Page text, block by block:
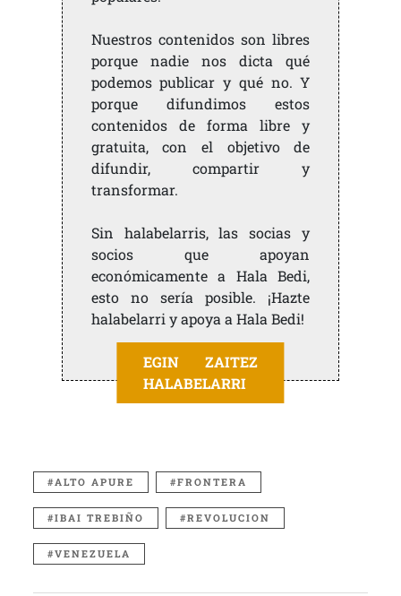
Nuestros contenidos son libres
porque nadie nos dicta qué
podemos publicar y qué no. Y
porque difundimos estos
contenidos de forma libre y
gratuita, con el objetivo de
difundir, compartir y
transformar.
Sin halabelarris, las socias y
socios que apoyan
económicamente a Hala Bedi,
esto no sería posible. ¡Hazte
halabelarri y apoya a Hala Bedi!
EGIN ZAITEZ
HALABELARRI
ALTO APURE FRONTERA
IBAI TREBIÑO REVOLUCION
VENEZUELA